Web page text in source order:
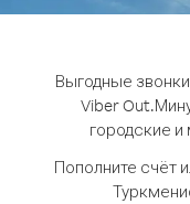
Выгодные
Viber Out.
городские
Пополните счёт